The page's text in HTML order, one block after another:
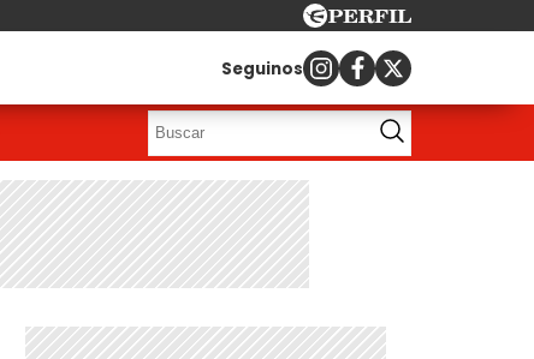
Seguinos